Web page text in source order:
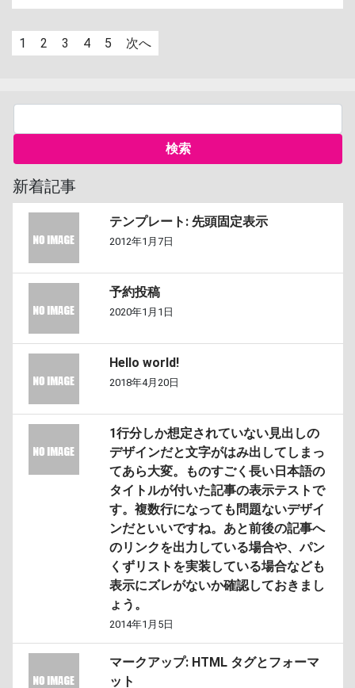
1 2 3 4 5 次へ
新着記事
テンプレート: 先頭固定表示
2012年1月7日
予約投稿
2020年1月1日
Hello world!
2018年4月20日
1行分しか想定されていない見出しの
デザインだと文字がはみ出してしまっ
てあら大変。ものすごく長い日本語の
タイトルが付いた記事の表示テストで
す。複数行になっても問題ないデザイ
ンだといいですね。あと前後の記事へ
のリンクを出力している場合や、パン
くずリストを実装している場合なども
表示にズレがないか確認しておきまし
ょう。
2014年1月5日
マークアップ: HTML タグとフォーマ
ット